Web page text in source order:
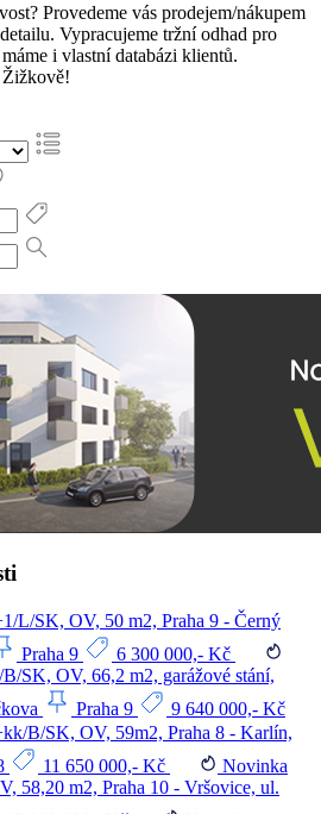
Provedeme vás prodejem/nákupem
Vypracujeme tržní odhad pro
i vlastní databázi klientů.
Žižkově!
L/SK, OV, 50 m2, Praha 9 - Černý
Praha 9
6 300 000,- Kč
SK, OV, 66,2 m2, garážové stání,
Praha 9
9 640 000,- Kč
B/SK, OV, 59m2, Praha 8 - Karlín,
11 650 000,- Kč
Novinka
58,20 m2, Praha 10 - Vršovice, ul.